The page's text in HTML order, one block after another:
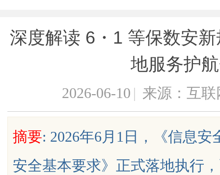
深度解读 6・1 等保数安
地服务护
2026-06-10 | 来源：互联
摘要: 2026年6月1日，《信息
安全基本要求》正式落地执行
新时代